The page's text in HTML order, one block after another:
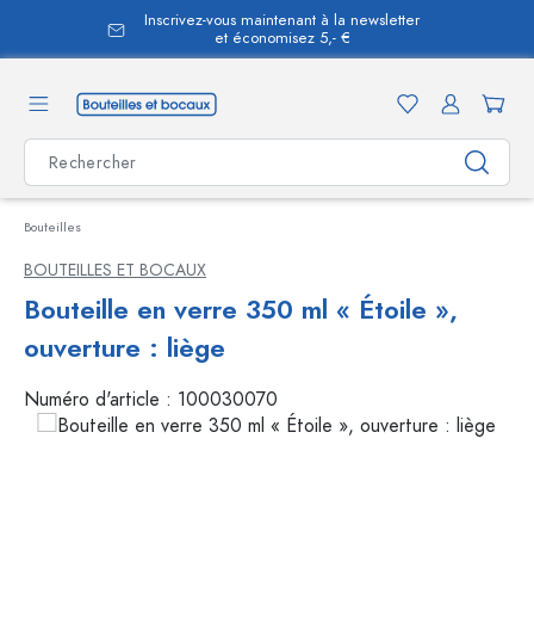
principal
Inscrivez-vous maintenant à la newsletter
et économisez 5,- €
Bouteilles
BOUTEILLES ET BOCAUX
Bouteille en verre 350 ml « Étoile »,
ouverture : liège
Numéro d'article : 100030070